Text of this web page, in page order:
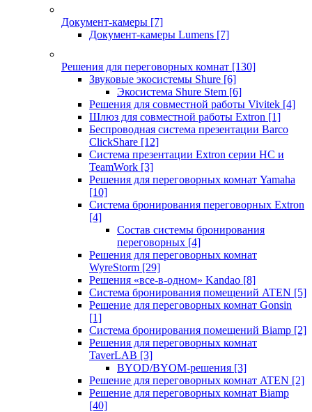
Документ-камеры [7]
Документ-камеры Lumens [7]
Решения для переговорных комнат [130]
Звуковые экосистемы Shure [6]
Экосистема Shure Stem [6]
Решения для совместной работы Vivitek [4]
Шлюз для совместной работы Extron [1]
Беспроводная система презентации Barco
ClickShare [12]
Система презентации Extron серии HC и
TeamWork [3]
Решения для переговорных комнат Yamaha
[10]
Система бронирования переговорных Extron
[4]
Состав системы бронирования
переговорных [4]
Решения для переговорных комнат
WyreStorm [29]
Решения «все-в-одном» Kandao [8]
Система бронирования помещений ATEN [5]
Решение для переговорных комнат Gonsin
[1]
Система бронирования помещений Biamp [2]
Решения для переговорных комнат
TaverLAB [3]
BYOD/BYOM-решения [3]
Решение для переговорных комнат ATEN [2]
Решение для переговорных комнат Biamp
[40]